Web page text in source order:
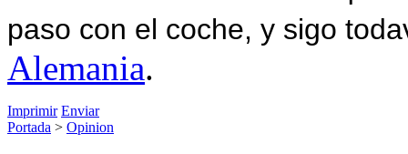
paso con el coche, y sigo
Alemania.
Imprimir Enviar
Portada > Opinion